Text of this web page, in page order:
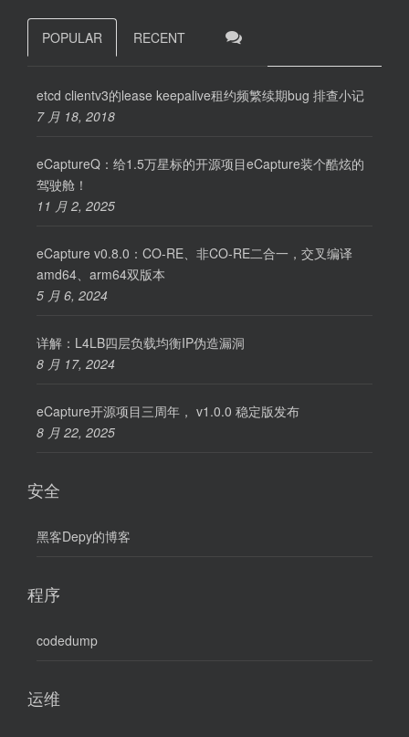
POPULAR RECENT
etcd clientv3的lease keepalive租约频繁续期bug 排查小记
7 月 18, 2018
eCaptureQ：给1.5万星标的开源项目eCapture装个酷炫的
驾驶舱！
11 月 2, 2025
eCapture v0.8.0：CO-RE、非CO-RE二合一，交叉编译
amd64、arm64双版本
5 月 6, 2024
详解：L4LB四层负载均衡IP伪造漏洞
8 月 17, 2024
eCapture开源项目三周年， v1.0.0 稳定版发布
8 月 22, 2025
安全
黑客Depy的博客
程序
codedump
运维